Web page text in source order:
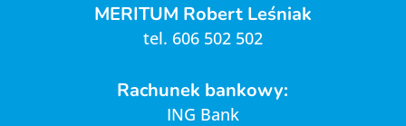
MERITUM Robert Leśniak
tel. 606 502 502
Rachunek bankowy:
ING Bank